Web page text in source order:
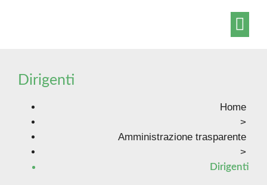
Dirigenti
Home
>
Amministrazione trasparente
>
Dirigenti